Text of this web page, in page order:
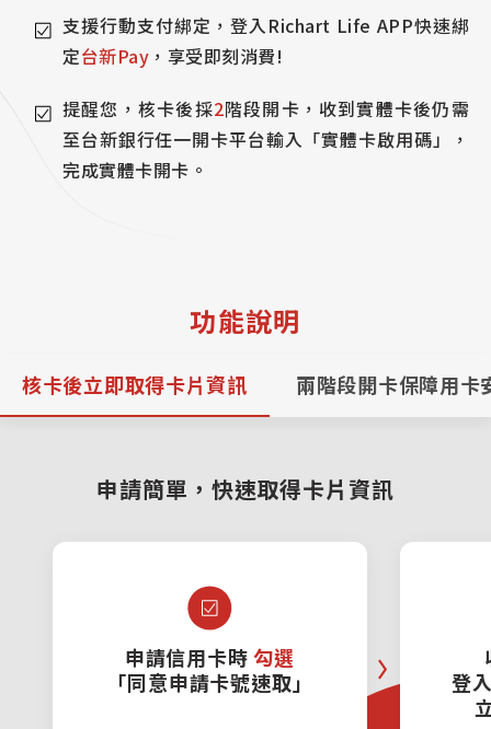
支援行動支付綁定，登入Richart Life APP快速綁
定台新Pay ，享受即刻消費!
提醒您，核卡後採2階段開卡，收到實體卡後仍需
至台新銀行任一開卡平台輸入「實體卡啟用碼」，
完成實體卡開卡。
功能說明
核卡後立即取得卡片資訊 兩階段開卡保障用卡
申請簡單，快速取得卡片資訊
申請信用卡時勾選
「同意申請卡號速取」
登
兩階段開卡，保障你的用卡安全
【階段一】卡號速取首次開卡
可進行非實體過卡交易
Richart Life App 信用卡專區
依網頁/Richart Life App指示
輸入卡片或個人資訊
支援多種交易場景
行動支付或
多種行動支付/錢包，
支援各式錢包綁定信用卡